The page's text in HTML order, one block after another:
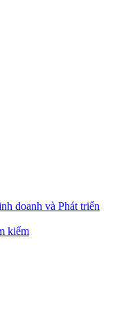
doanh và Phát triển
kiếm